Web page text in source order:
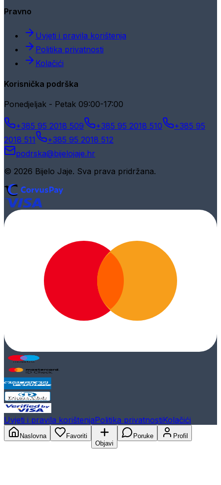
Pravno
Uvjeti i pravila korištenja
Politika privatnosti
Kolačići
Korisnička podrška
Ponedjeljak - Petak 09:00-17:00
+385 95 2018 509 +385 95 2018 510
+385 95
2018 511
+385 95 2018 512
podrska@bijelojaje.hr
© 2026 Bijelo Jaje. Sva prava pridržana.
Uvjeti i pravila korištenjaPolitika privatnostiKolačići
Naslovna
Favoriti
Objavi
Poruke Profil